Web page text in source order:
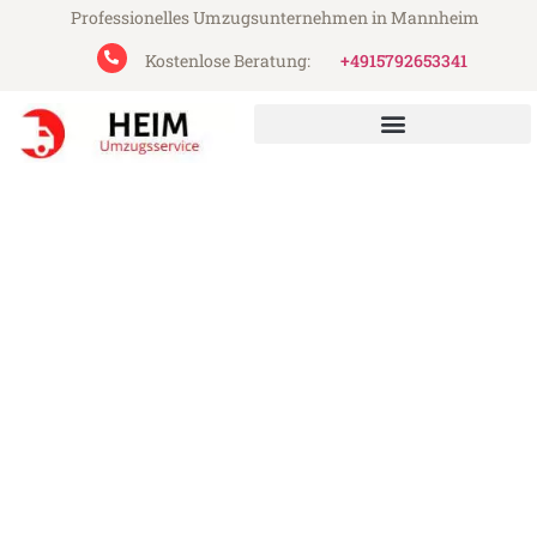
Professionelles Umzugsunternehmen in Mannheim
Kostenlose Beratung:
+4915792653341